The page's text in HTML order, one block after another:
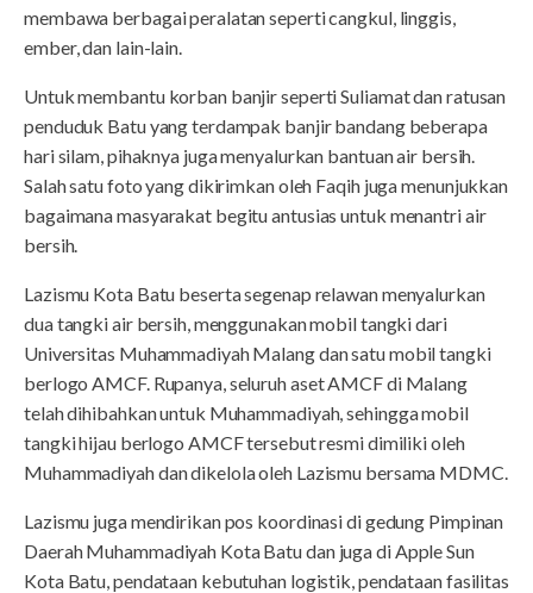
membawa berbagai peralatan seperti cangkul, linggis,
ember, dan lain-lain.
Untuk membantu korban banjir seperti Suliamat dan ratusan
penduduk Batu yang terdampak banjir bandang beberapa
hari silam, pihaknya juga menyalurkan bantuan air bersih.
Salah satu foto yang dikirimkan oleh Faqih juga menunjukkan
bagaimana masyarakat begitu antusias untuk menantri air
bersih.
Lazismu Kota Batu beserta segenap relawan menyalurkan
dua tangki air bersih, menggunakan mobil tangki dari
Universitas Muhammadiyah Malang dan satu mobil tangki
berlogo AMCF. Rupanya, seluruh aset AMCF di Malang
telah dihibahkan untuk Muhammadiyah, sehingga mobil
tangki hijau berlogo AMCF tersebut resmi dimiliki oleh
Muhammadiyah dan dikelola oleh Lazismu bersama MDMC.
Lazismu juga mendirikan pos koordinasi di gedung Pimpinan
Daerah Muhammadiyah Kota Batu dan juga di Apple Sun
Kota Batu, pendataan kebutuhan logistik, pendataan fasilitas